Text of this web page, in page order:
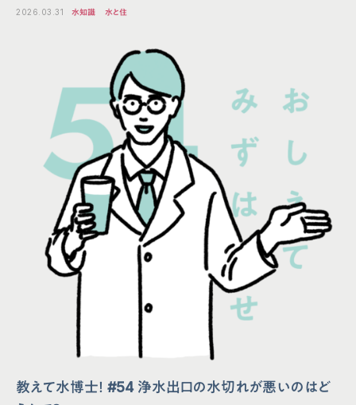
2026.03.31 水知識 水と住
教えて水博士！ #54 浄水出口の水切れが悪いのはど